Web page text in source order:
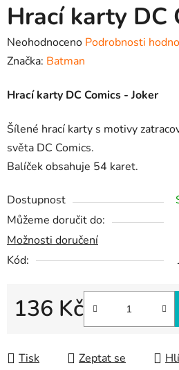
Hrací karty DC
Průměrné
hodnocení
je
z
5
hvězdiček.
Neohodnoceno Podrobnosti
Značka: Batman
Hrací karty DC Comics - Joker
Šílené hrací karty s motivy
světa DC Comics.
Balíček obsahuje 54 karet.
Dostupnost
Můžeme doručit do:
Možnosti doručení
Kód:
136 Kč
Tisk Zeptat se